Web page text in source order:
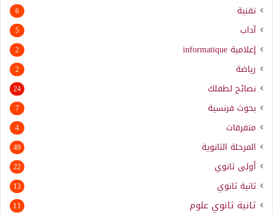
تقنية 6
آداب 5
إعلامية informatique
2
رياضة 2
نصائح لطفلك 24
بحوث فرنسية 7
متفرقات 4
المرحلة الثانوية 49
أولى ثانوي 22
ثانية ثانوي 13
ثانية ثانوي علوم 11